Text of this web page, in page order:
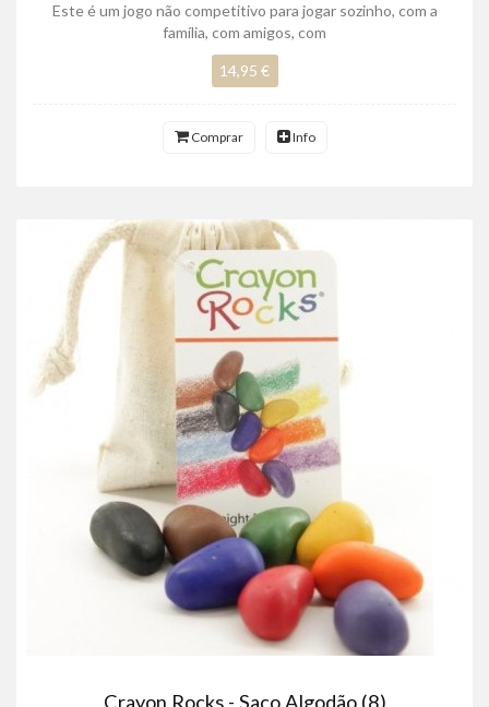
Este é um jogo não competitivo para jogar sozinho, com a
família, com amigos, com
14,95 €
Comprar Info
Crayon Rocks - Saco Algodão (8)